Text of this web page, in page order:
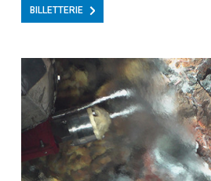
BILLETTERIE